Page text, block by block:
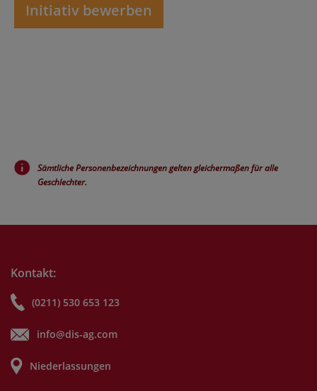
Initiativ bewerben
Sämtliche Personenbezeichnungen gelten gleichermaßen für alle
Geschlechter.
Kontakt:
(0211) 530 653 123
info@dis-ag.com
Niederlassungen